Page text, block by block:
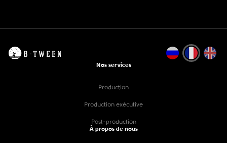
Nos services
Production
Production exécutive
Post-production
À propos de nous